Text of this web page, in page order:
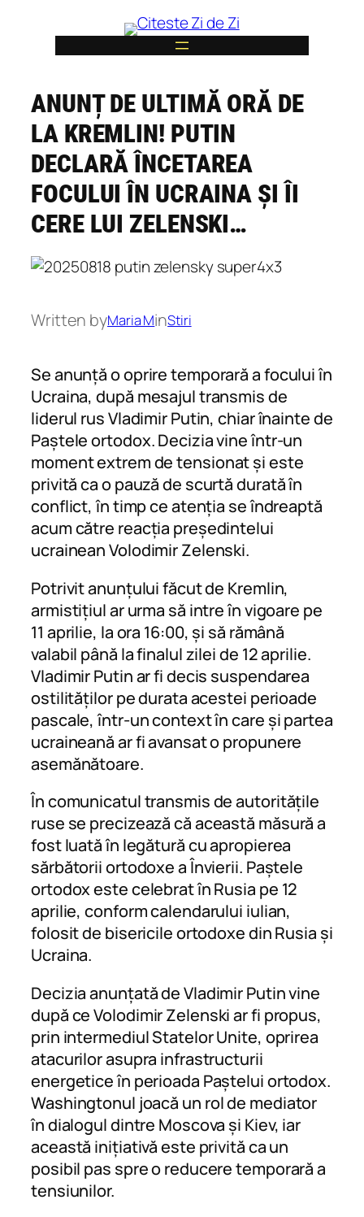
content
ANUNȚ DE ULTIMĂ ORĂ DE
LA KREMLIN! PUTIN
DECLARĂ ÎNCETAREA
FOCULUI ÎN UCRAINA ȘI ÎI
CERE LUI ZELENSKI…
Written byMaria MinStiri
Se anunță o oprire temporară a focului în
Ucraina, după mesajul transmis de
liderul rus Vladimir Putin, chiar înainte de
Paștele ortodox. Decizia vine într-un
moment extrem de tensionat și este
privită ca o pauză de scurtă durată în
conflict, în timp ce atenția se îndreaptă
acum către reacția președintelui
ucrainean Volodimir Zelenski.
Potrivit anunțului făcut de Kremlin,
armistițiul ar urma să intre în vigoare pe
11 aprilie, la ora 16:00, și să rămână
valabil până la finalul zilei de 12 aprilie.
Vladimir Putin ar fi decis suspendarea
ostilităților pe durata acestei perioade
pascale, într-un context în care și partea
ucraineană ar fi avansat o propunere
asemănătoare.
În comunicatul transmis de autoritățile
ruse se precizează că această măsură a
fost luată în legătură cu apropierea
sărbătorii ortodoxe a Învierii. Paștele
ortodox este celebrat în Rusia pe 12
aprilie, conform calendarului iulian,
folosit de bisericile ortodoxe din Rusia și
Ucraina.
Decizia anunțată de Vladimir Putin vine
după ce Volodimir Zelenski ar fi propus,
prin intermediul Statelor Unite, oprirea
atacurilor asupra infrastructurii
energetice în perioada Paștelui ortodox.
Washingtonul joacă un rol de mediator
în dialogul dintre Moscova și Kiev, iar
această inițiativă este privită ca un
posibil pas spre o reducere temporară a
tensiunilor.
6